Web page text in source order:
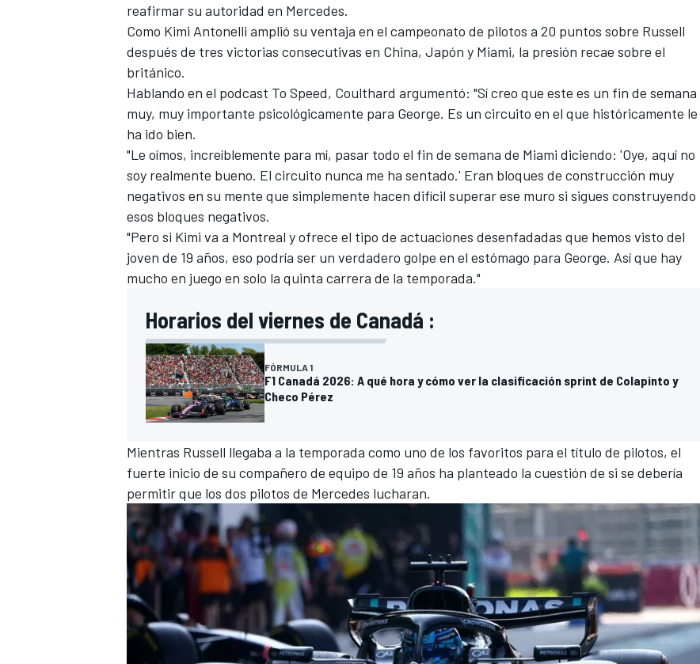
FÓRMULA E
WRC
reafirmar su autoridad en Mercedes.
Como Kimi Antonelli amplió su ventaja en el campeonato de pilotos a 20 puntos sobre Russell
después de tres victorias consecutivas en China, Japón y Miami, la presión recae sobre el
británico.
Hablando en el podcast To Speed, Coulthard argumentó: "Sí creo que este es un fin de semana
muy, muy importante psicológicamente para George. Es un circuito en el que históricamente le
ha ido bien.
"Le oímos, increíblemente para mí, pasar todo el fin de semana de Miami diciendo: 'Oye, aquí no
soy realmente bueno. El circuito nunca me ha sentado.' Eran bloques de construcción muy
negativos en su mente que simplemente hacen difícil superar ese muro si sigues construyendo
esos bloques negativos.
"Pero si Kimi va a Montreal y ofrece el tipo de actuaciones desenfadadas que hemos visto del
joven de 19 años, eso podría ser un verdadero golpe en el estómago para George. Así que hay
mucho en juego en solo la quinta carrera de la temporada."
Horarios del viernes de Canadá :
FÓRMULA 1
F1 Canadá 2026: A qué hora y cómo ver la clasificación sprint de Colapinto y
Checo Pérez
Mientras Russell llegaba a la temporada como uno de los favoritos para el título de pilotos, el
fuerte inicio de su compañero de equipo de 19 años ha planteado la cuestión de si se debería
permitir que los dos pilotos de Mercedes lucharan.